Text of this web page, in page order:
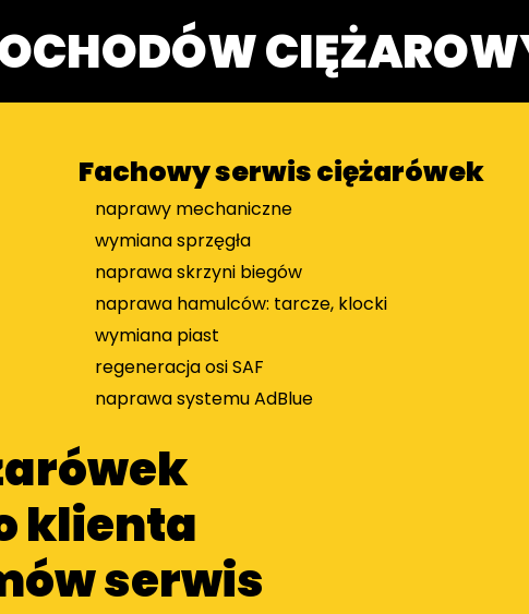
Fachowy serwis ciężarówek
naprawy mechaniczne
wymiana sprzęgła
naprawa skrzyni biegów
naprawa hamulców: tarcze, klocki
wymiana piast
regeneracja osi SAF
naprawa systemu AdBlue
klienta
serwis